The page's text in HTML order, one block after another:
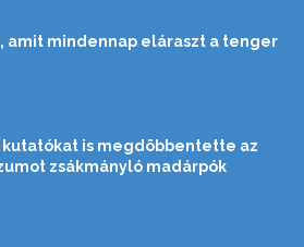
amit mindennap eláraszt a tenger
kutatókat is megdöbbentette az
zsákmányló madárpók